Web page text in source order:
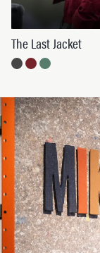
The Last Jacket